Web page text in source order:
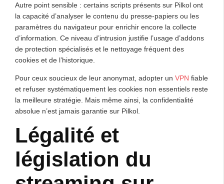
Autre point sensible : certains scripts présents sur Pilkol ont
la capacité d’analyser le contenu du presse-papiers ou les
paramètres du navigateur pour enrichir encore la collecte
d’information. Ce niveau d’intrusion justifie l’usage d’addons
de protection spécialisés et le nettoyage fréquent des
cookies et de l’historique.
Pour ceux soucieux de leur anonymat, adopter un VPN fiable
et refuser systématiquement les cookies non essentiels reste
la meilleure stratégie. Mais même ainsi, la confidentialité
absolue n’est jamais garantie sur Pilkol.
Légalité et
législation du